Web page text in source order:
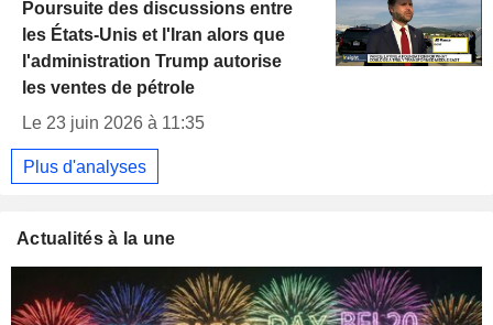
Poursuite des discussions entre
les États-Unis et l'Iran alors que
l'administration Trump autorise
les ventes de pétrole
Le 23 juin 2026 à 11:35
Plus d'analyses
Actualités à la une